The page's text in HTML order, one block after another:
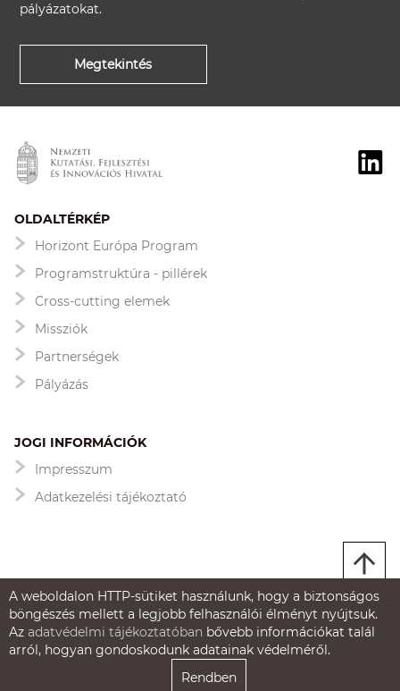
pályázatokat.
Megtekintés
OLDALTÉRKÉP
Horizont Európa Program
Programstruktúra - pillérek
Cross-cutting elemek
Missziók
Partnerségek
Pályázás
JOGI INFORMÁCIÓK
Impresszum
Adatkezelési tájékoztató
Powered by NKFIH
A weboldalon HTTP-sütiket használunk, hogy a biztonságos
böngészés mellett a legjobb felhasználói élményt nyújtsuk.
Az adatvédelmi tájékoztatóban bővebb információkat talál
arról, hogyan gondoskodunk adatainak védelméről.
Rendben